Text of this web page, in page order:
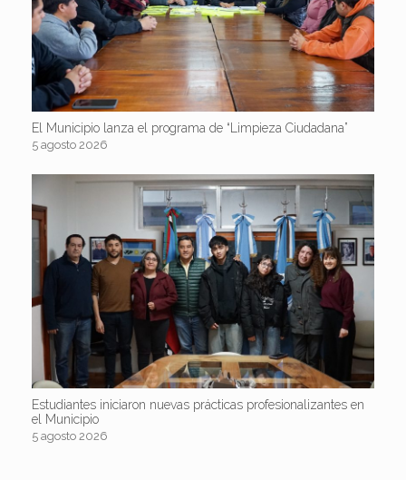
El Municipio lanza el programa de “Limpieza Ciudadana”
5 agosto 2026
Estudiantes iniciaron nuevas prácticas profesionalizantes en
el Municipio
5 agosto 2026